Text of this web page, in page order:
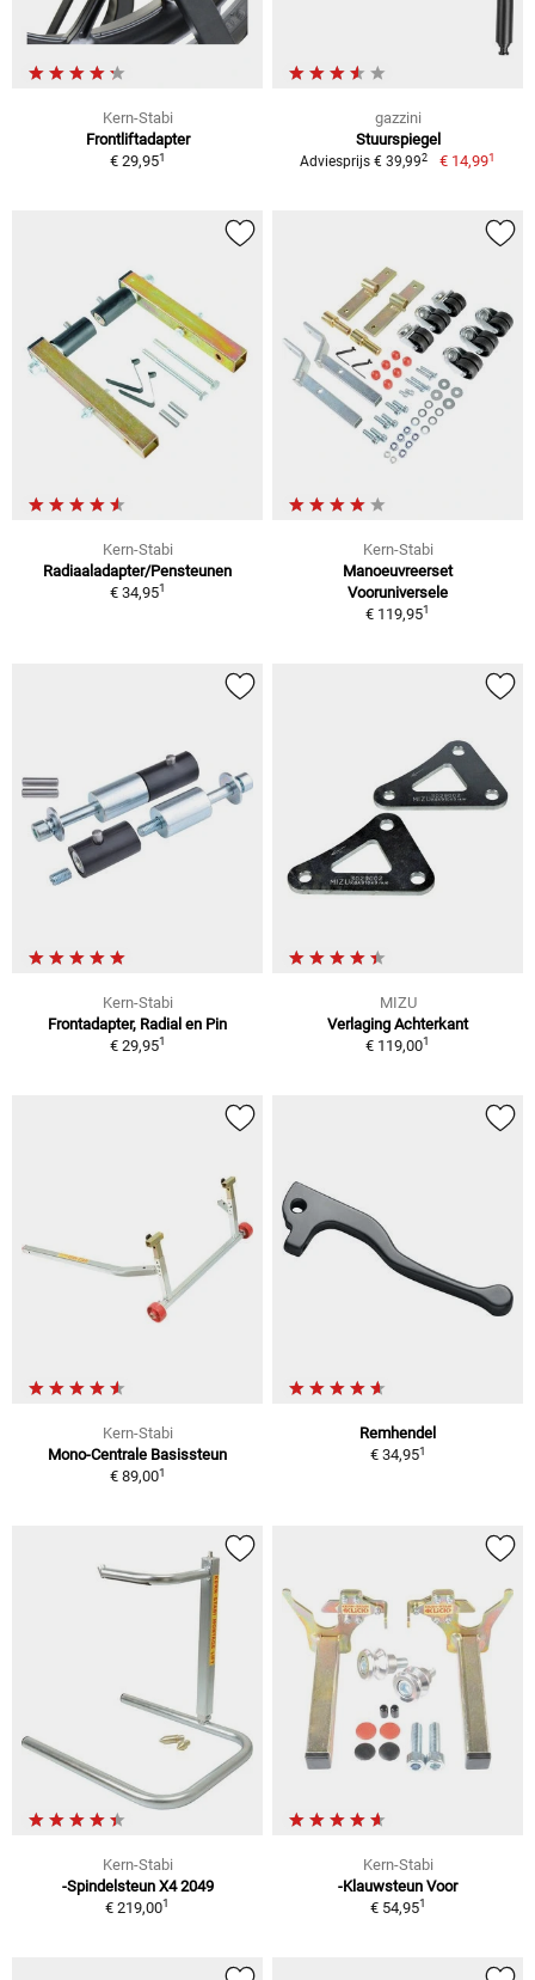
Kern-Stabi
Frontliftadapter
€ 29,951
gazzini
Stuurspiegel
Adviesprijs € 39,992 € 14,991
Kern-Stabi
Radiaaladapter/Pensteunen
€ 34,951
Kern-Stabi
Manoeuvreerset
Vooruniversele
€ 119,951
Kern-Stabi
Frontadapter, Radial en Pin
€ 29,951
MIZU
Verlaging Achterkant
€ 119,001
Kern-Stabi
Mono-Centrale Basissteun
€ 89,001
Remhendel
€ 34,951
Kern-Stabi
-Spindelsteun X4 2049
€ 219,001
Kern-Stabi
-Klauwsteun Voor
€ 54,951